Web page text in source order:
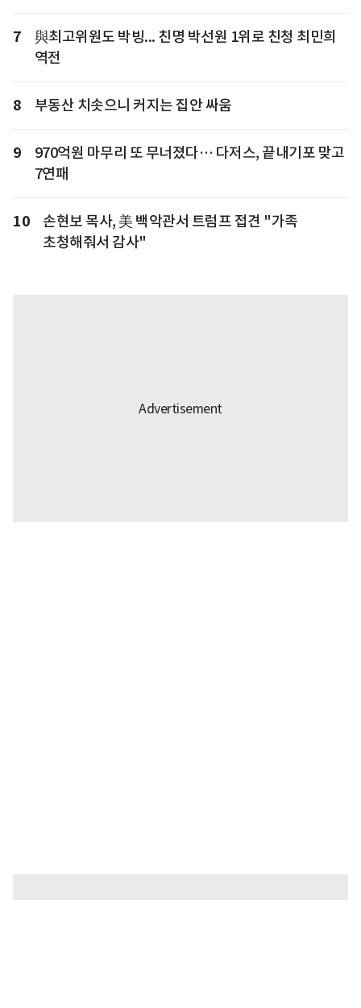
7
與최고위원도 박빙... 친명 박선원 1위로 친청 최민희
역전
8 부동산 치솟으니 커지는 집안 싸움
9
970억원 마무리 또 무너졌다… 다저스, 끝내기포 맞고
7연패
10
손현보 목사, 美 백악관서 트럼프 접견 "가족
초청해줘서 감사"